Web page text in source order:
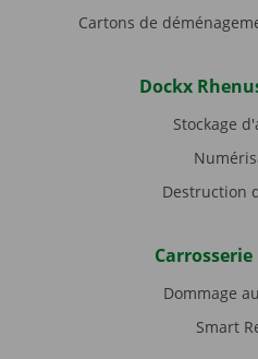
Cartons de
Dockx
Stockage
Destruction
Dommage
Smart